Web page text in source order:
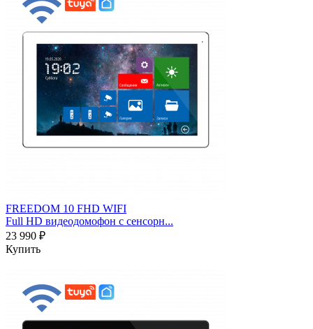
FREEDOM 10 FHD WIFI
Full HD видеодомофон с сенсорн...
23 990 ₽
Купить